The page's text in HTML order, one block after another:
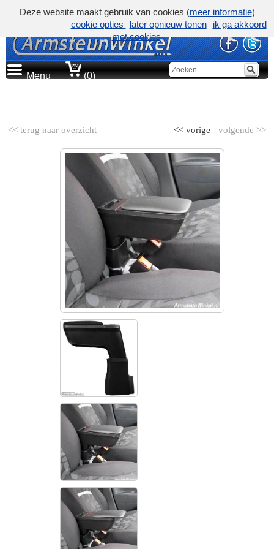
Menu (0)
<< terug naar overzicht volgende >>
<< vorige
Deze website maakt gebruik van cookies (meer informatie)
cookie opties
later opnieuw tonen
ik ga akkoord
met cookies